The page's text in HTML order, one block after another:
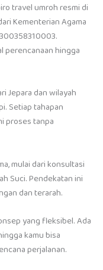
travel umroh resmi di
Kementerian Agama
perencanaan hingga
Jepara dan wilayah
Setiap tahapan
proses tanpa
mulai dari konsultasi
Suci. Pendekatan ini
dan terarah.
yang fleksibel. Ada
kamu bisa
perjalanan.